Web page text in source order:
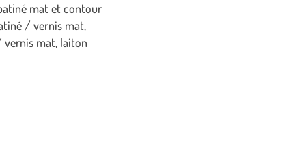
mat et contour
/ vernis mat,
mat, laiton